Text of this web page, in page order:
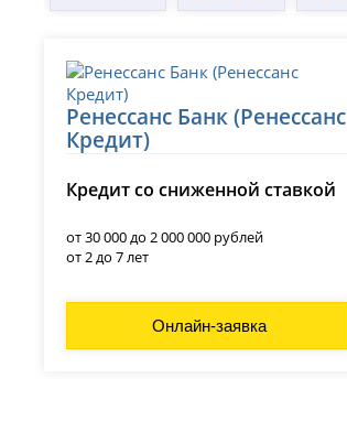
Ренессанс Банк (Ренессанс
Кредит)
Кредит со сниженной ставкой
от 30 000 до 2 000 000 рублей
от 2 до 7 лет
Онлайн-заявка